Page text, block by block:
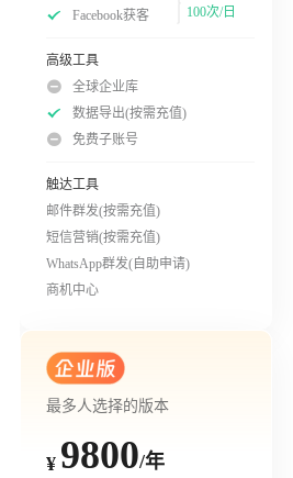
Facebook获客
100次/日
高级工具
全球企业库
数据导出(按需充值)
免费子账号
触达工具
邮件群发(按需充值)
短信营销(按需充值)
WhatsApp群发(自助申请)
商机中心
最多人选择的版本
¥ 9800/年